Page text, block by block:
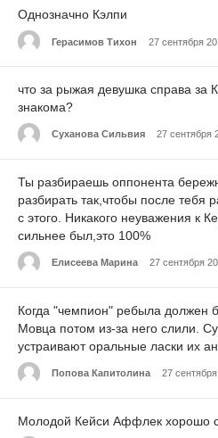
Однозначно Кэлпи
Герасимов Тихон 27 сентября
что за рыжая девушка справа за
знакома?
Суханова Сильвия 27 сентября
Ты разбираешь оппонента
разбирать так,чтобы после тебя
с этого. Никакого неуважения к
сильнее был,это 100%
Елисеева Марина 27 сентября
Когда "чемпион" ребыла должен
Мовца потом из-за него слили.
устраивают оральные ласки их
Попова Капитолина 27
Молодой Кейси Аффлек хорошо